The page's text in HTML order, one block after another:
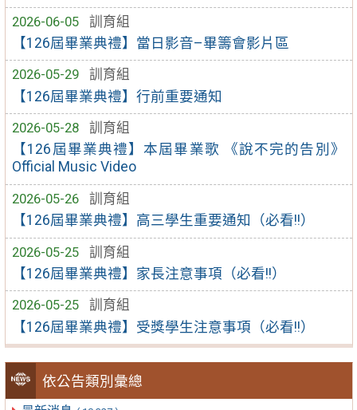
2026-06-05
訓育組
【126屆畢業典禮】當日影音–畢籌會影片區
2026-05-29
訓育組
【126屆畢業典禮】行前重要通知
2026-05-28
訓育組
【126屆畢業典禮】本屆畢業歌 《說不完的告別》
Official Music Video
2026-05-26
訓育組
【126屆畢業典禮】高三學生重要通知（必看!!）
2026-05-25
訓育組
【126屆畢業典禮】家長注意事項（必看!!）
2026-05-25
訓育組
【126屆畢業典禮】受獎學生注意事項（必看!!）
依公告類別彙總